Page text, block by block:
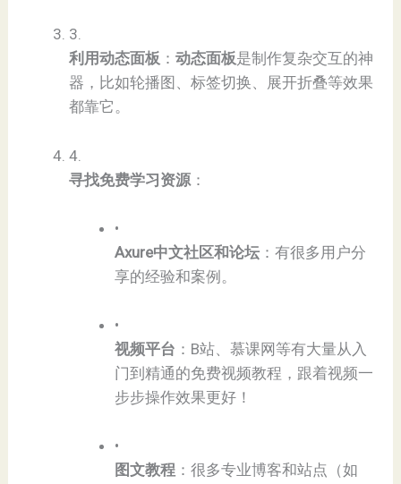
3.
​利用动态面板​ ​：​​动态面板​​是制作复杂交互的神
器，比如轮播图、标签切换、展开折叠等效果
都靠它。
4.
​寻找免费学习资源​ ​：
•
​Axure中文社区和论坛​ ​：有很多用户分
享的经验和案例。
•
​视频平台​ ​：B站、慕课网等有大量从入
门到精通的免费视频教程，跟着视频一
步步操作效果更好！
•
​图文教程​ ​：很多专业博客和站点（如